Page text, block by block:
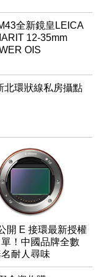
全新鏡皇LEICA
12-35mm
OIS
北環狀線私房攝點
開 E 接環最新授權
！中國品牌全數
耐人尋味